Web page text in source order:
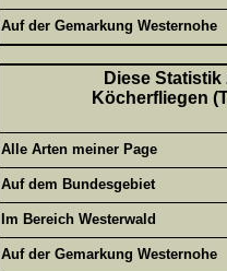
Auf der Gemarkung Westernohe
Diese
Köcherfliegen
Alle Arten meiner Page
Auf dem Bundesgebiet
Im Bereich Westerwald
Auf der Gemarkung Westernohe